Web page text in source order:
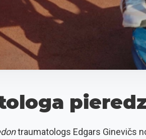
traumatologs Edgars Ginevičs